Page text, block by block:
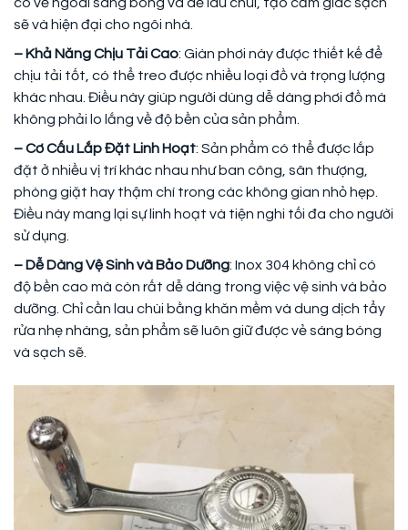
sẽ và hiện đại cho ngôi nhà.
– Khả Năng Chịu Tải Cao: Giàn phơi này được thiết kế để
chịu tải tốt, có thể treo được nhiều loại đồ và trọng lượng
khác nhau. Điều này giúp người dùng dễ dàng phơi đồ mà
không phải lo lắng về độ bền của sản phẩm.
– Cơ Cấu Lắp Đặt Linh Hoạt: Sản phẩm có thể được lắp
đặt ở nhiều vị trí khác nhau như ban công, sân thượng,
phòng giặt hay thậm chí trong các không gian nhỏ hẹp.
Điều này mang lại sự linh hoạt và tiện nghi tối đa cho người
sử dụng.
– Dễ Dàng Vệ Sinh và Bảo Dưỡng: Inox 304 không chỉ có
độ bền cao mà còn rất dễ dàng trong việc vệ sinh và bảo
dưỡng. Chỉ cần lau chùi bằng khăn mềm và dung dịch tẩy
rửa nhẹ nhàng, sản phẩm sẽ luôn giữ được vẻ sáng bóng
và sạch sẽ.